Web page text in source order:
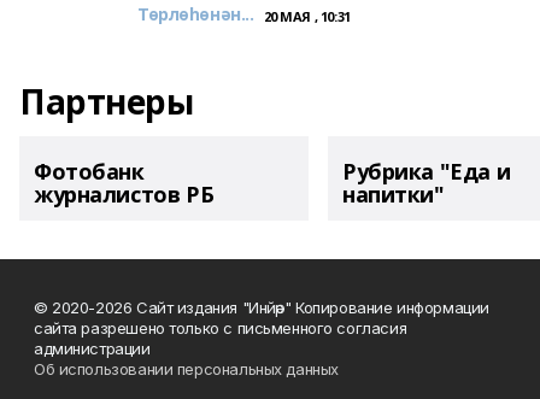
Төрлөһөнән... 20 МАЯ , 10:31
Партнеры
Фотобанк
журналистов РБ
Рубрика "Еда и
напитки"
© 2020-2026 Сайт издания "Инйәр" Копирование информации
сайта разрешено только с письменного согласия
администрации
Об использовании персональных данных